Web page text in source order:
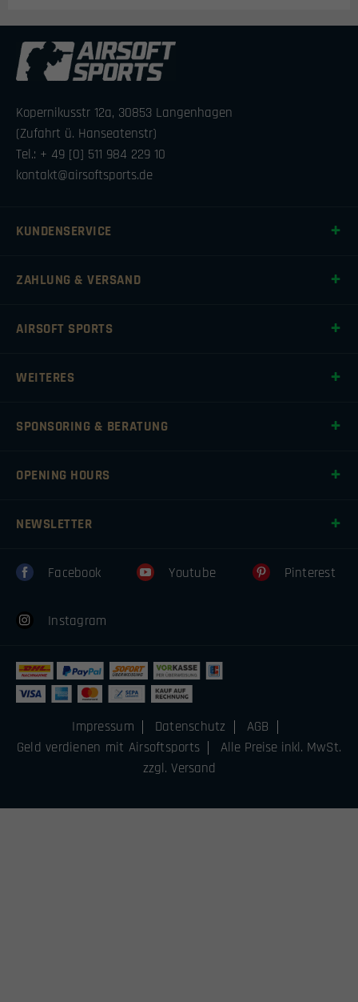
Kopernikusstr 12a, 30853 Langenhagen
(Zufahrt ü. Hanseatenstr)
Tel.: + 49 [0] 511 984 229 10
kontakt@airsoftsports.de
KUNDENSERVICE
ZAHLUNG & VERSAND
AIRSOFT SPORTS
WEITERES
SPONSORING & BERATUNG
OPENING HOURS
NEWSLETTER
Facebook Youtube Pinterest
Instagram
Impressum Datenschutz
AGB
Geld verdienen mit Airsoftsports
Alle Preise inkl. MwSt.
zzgl. Versand